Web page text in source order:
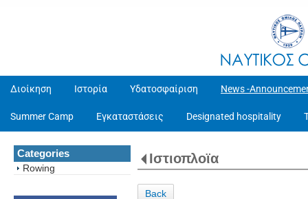
Διοίκηση Ιστορία Υδατοσφαίριση News -
Summer Camp Εγκαταστάσεις Designated hospitality
Categories
Rowing
Ιστιοπλοϊα
Back